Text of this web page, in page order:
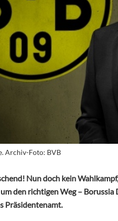
Archiv-Foto: BVB
Nun doch kein
den richtigen Weg –
Präsidentenamt.